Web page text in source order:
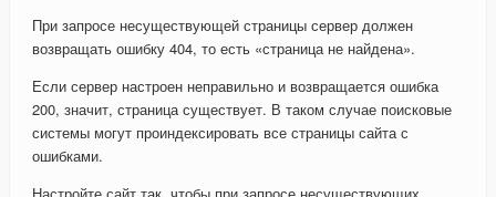
При запросе несуществующей страницы сервер должен
возвращать ошибку 404, то есть «страница не найдена».
Если сервер настроен неправильно и возвращается ошибка
200, значит, страница существует. В таком случае поисковые
системы могут проиндексировать все страницы сайта с
ошибками.